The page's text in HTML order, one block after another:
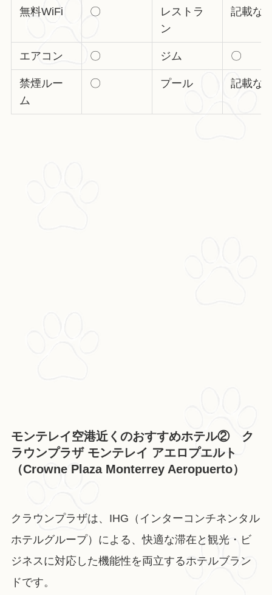
無料WiFi 〇
レストラ
ン
記載な
エアコン 〇 ジム 〇
禁煙ルー
ム
〇 プール 記載な
モンテレイ空港近くのおすすめホテル② ク
ラウンプラザ モンテレイ アエロプエルト
（Crowne Plaza Monterrey Aeropuerto）
クラウンプラザは、IHG（インターコンチネンタル
ホテルグループ）による、快適な滞在と観光・ビ
ジネスに対応した機能性を両立するホテルブラン
ドです。